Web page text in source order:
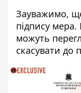
Зауважимо,
підпису
можуть
скасувати до